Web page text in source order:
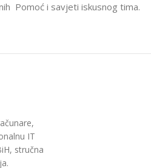
Pomoć i savjeti iskusnog tima.
IT
stručna